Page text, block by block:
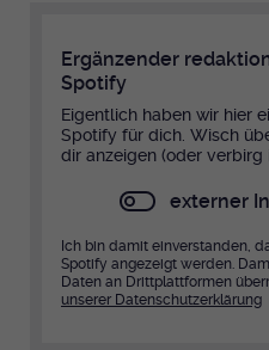
Ergänzender
Spotify
Eigentlich haben wir hier
Spotify für dich. Wisch
dir anzeigen (oder verbirg
externer
Ich bin damit einverstanden,
Spotify angezeigt werden.
Daten an Drittplattformen
unserer Datenschutzerklärung